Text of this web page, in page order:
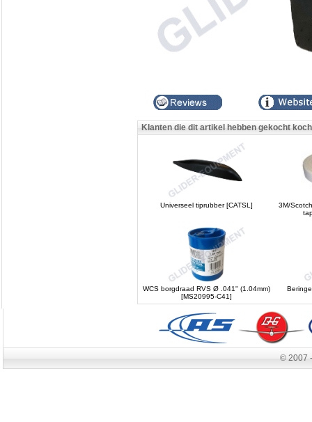
Klanten die dit artikel hebben gekocht
Universeel tiprubber [CATSL]
3M/
WCS borgdraad RVS Ø .041'' (1.04mm)
[MS20995-C41]
© 2007